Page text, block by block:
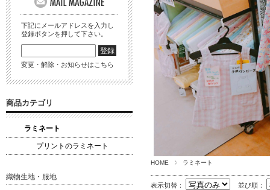
HOME ラミネート
表示切替： 並び順：
下記にメールアドレスを入力し
登録ボタンを押して下さい。
変更・解除・お知らせはこちら
商品カテゴリ
ラミネート
プリントのラミネート
織物生地・服地